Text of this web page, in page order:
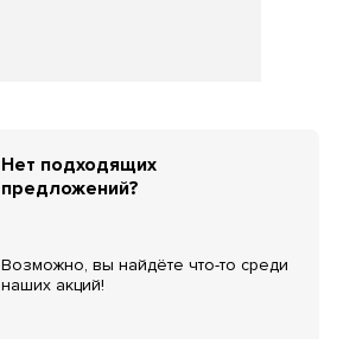
Нет подходящих
предложений?
Возможно, вы найдёте что-то среди
наших акций!